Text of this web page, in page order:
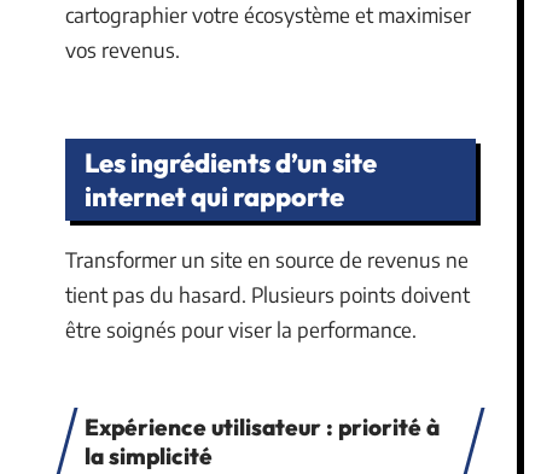
cartographier votre écosystème et maximiser
vos revenus.
Les ingrédients d’un site
internet qui rapporte
Transformer un site en source de revenus ne
tient pas du hasard. Plusieurs points doivent
être soignés pour viser la performance.
Expérience utilisateur : priorité à
la simplicité